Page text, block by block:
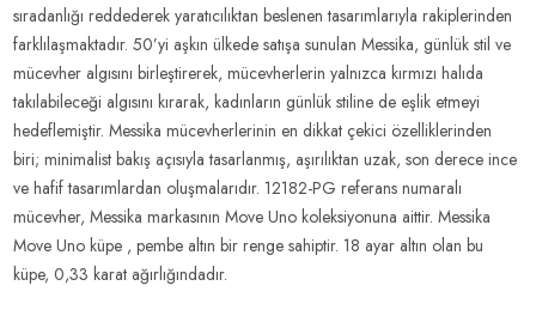
sıradanlığı reddederek yaratıcılıktan beslenen tasarımlarıyla rakiplerinden
farklılaşmaktadır. 50’yi aşkın ülkede satışa sunulan Messika, günlük stil ve
mücevher algısını birleştirerek, mücevherlerin yalnızca kırmızı halıda
takılabileceği algısını kırarak, kadınların günlük stiline de eşlik etmeyi
hedeflemiştir. Messika mücevherlerinin en dikkat çekici özelliklerinden
biri; minimalist bakış açısıyla tasarlanmış, aşırılıktan uzak, son derece ince
ve hafif tasarımlardan oluşmalarıdır. 12182-PG referans numaralı
mücevher, Messika markasının Move Uno koleksiyonuna aittir. Messika
Move Uno küpe , pembe altın bir renge sahiptir. 18 ayar altın olan bu
küpe, 0,33 karat ağırlığındadır.